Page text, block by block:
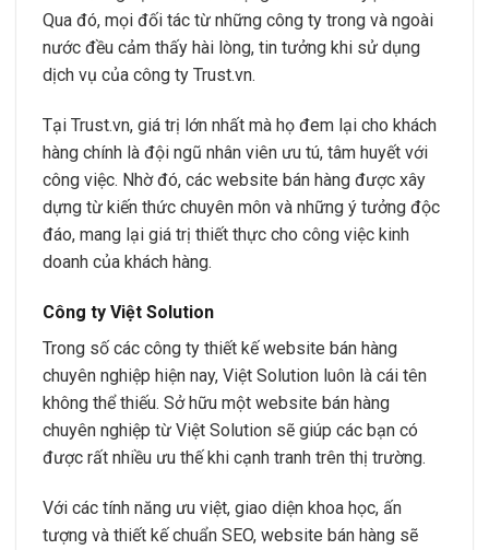
Qua đó, mọi đối tác từ những công ty trong và ngoài
nước đều cảm thấy hài lòng, tin tưởng khi sử dụng
dịch vụ của công ty Trust.vn.
Tại Trust.vn, giá trị lớn nhất mà họ đem lại cho khách
hàng chính là đội ngũ nhân viên ưu tú, tâm huyết với
công việc. Nhờ đó, các website bán hàng được xây
dựng từ kiến thức chuyên môn và những ý tưởng độc
đáo, mang lại giá trị thiết thực cho công việc kinh
doanh của khách hàng.
Công ty Việt Solution
Trong số các công ty thiết kế website bán hàng
chuyên nghiệp hiện nay, Việt Solution luôn là cái tên
không thể thiếu. Sở hữu một website bán hàng
chuyên nghiệp từ Việt Solution sẽ giúp các bạn có
được rất nhiều ưu thế khi cạnh tranh trên thị trường.
Với các tính năng ưu việt, giao diện khoa học, ấn
tượng và thiết kế chuẩn SEO, website bán hàng sẽ